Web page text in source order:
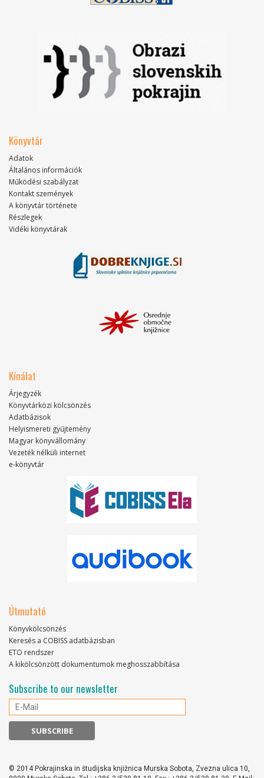
Könyvtár
Adatok
Általános információk
Működési szabályzat
Kontakt szemények
A könyvtár története
Részlegek
Vidéki könyvtárak
Kínálat
Árjegyzék
Könyvtárközi kölcsönzés
Adatbázisok
Helyismereti gyűjtemény
Magyar könyvállomány
Vezeték nélküli internet
e-könyvtár
Útmutató
Könyvkölcsönzés
Keresés a COBISS adatbázisban
ETO rendszer
A kikölcsönzött dokumentumok meghosszabbítása
Subscribe to our newsletter
© 2014 Pokrajinska in študijska knjižnica Murska Sobota, Zvezna ulica 10,